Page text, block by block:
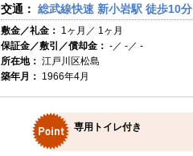
交通： 総武線快速 新小岩駅 徒歩10分
敷金／礼金： 1ヶ月／ 1ヶ月
保証金／敷引／償却金： -／ -／ -
所在地： 江戸川区松島
築年月： 1966年4月
専用トイレ付き